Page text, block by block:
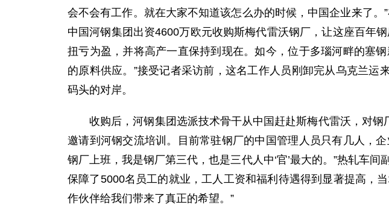
会不会有工作。就在大家不知道该怎么办的时候，中国企业来了
中国河钢集团出资4600万欧元收购斯梅代雷沃钢厂，让这座百年
扭亏为盈，并将高产一直保持到现在。如今，位于多瑙河畔的塞
的原料供应。”接受记者采访前，这名工作人员刚卸完从乌克兰
码头的对岸。
收购后，河钢集团选派技术骨干从中国赶赴斯梅代雷沃，对钢
邀请到河钢交流培训。目前常驻钢厂的中国管理人员只有几人，
钢厂上班，我是钢厂第三代，也是三代人中‘官’最大的。”热轧车
保障了5000名员工的就业，工人工资和福利待遇得到显著提高，
作伙伴给我们带来了真正的希望。”